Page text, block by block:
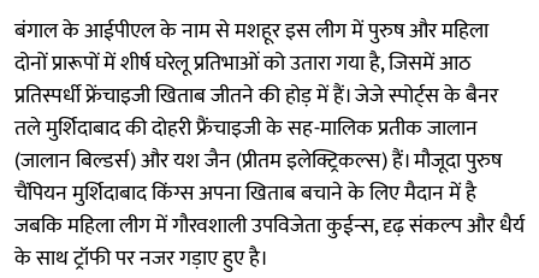
बंगाल के आईपीएल के नाम से मशहूर इस लीग में पुरुष और महिला
दोनों प्रारूपों में शीर्ष घरेलू प्रतिभाओं को उतारा गया है, जिसमें आठ
प्रतिस्पर्धी फ्रेंचाइजी खिताब जीतने की होड़ में हैं। जेजे स्पोर्ट्स के बैनर
तले मुर्शिदाबाद की दोहरी फ्रैंचाइजी के सह-मालिक प्रतीक जालान
(जालान बिल्डर्स) और यश जैन (प्रीतम इलेक्ट्रिकल्स) हैं। मौजूदा पुरुष
चैंपियन मुर्शिदाबाद किंग्स अपना खिताब बचाने के लिए मैदान में है
जबकि महिला लीग में गौरवशाली उपविजेता कुईन्स, दृढ़ संकल्प और धैर्य
के साथ ट्रॉफी पर नजर गड़ाए हुए है।